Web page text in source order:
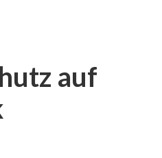
auf